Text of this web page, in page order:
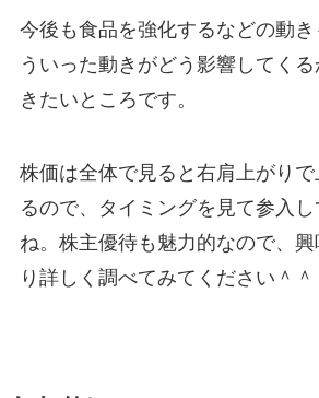
今後も食品を強化するなどの動
ういった動きがどう影響してく
きたいところです。
株価は全体で見ると右肩上がり
るので、タイミングを見て参入
ね。株主優待も魅力的なので、興
り詳しく調べてみてください＾＾